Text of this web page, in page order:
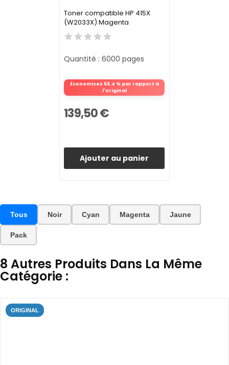
Toner compatible HP 415X
(W2033X) Magenta
Économisez 56.4 % par rapport à
l'original
Quantité : 6000 pages
139,50 €
Ajouter au panier
Tous Noir Cyan Magenta Jaune
Pack
8 Autres Produits Dans La Même
Catégorie :
ORIGINAL